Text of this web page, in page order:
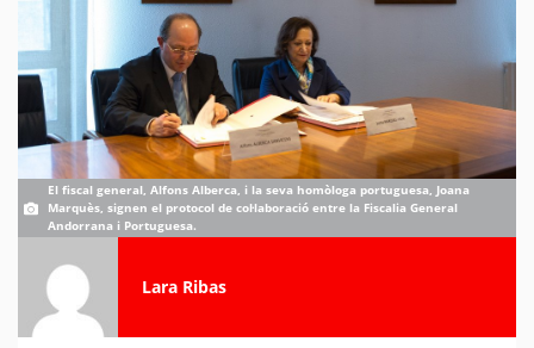
El fiscal general, Alfons Alberca, i la seva homòloga portuguesa, Joana
Marquès, signen el protocol de col·laboració entre la Fiscalia General
Andorrana i Portuguesa.
Lara Ribas